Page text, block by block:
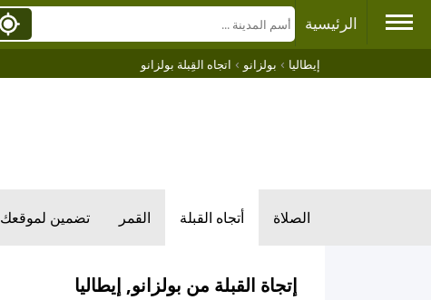
الرئيسية
إيطاليا › بولزانو › اتجاه القِبلة بولزانو
الصلاة أتجاه القبلة القمر تضمين لموقعك
إتجاة القبلة من بولزانو, إيطاليا